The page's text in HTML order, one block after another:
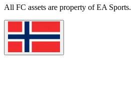
All FC assets are property of EA Sports.